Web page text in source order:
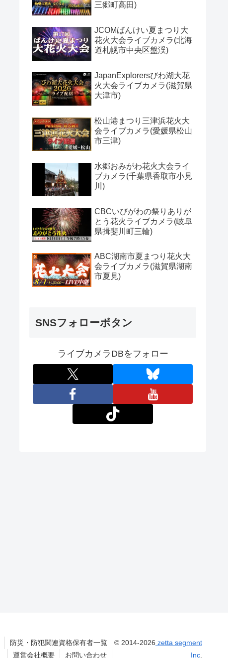
三郷町高田)
JCOMばんけい夏まつり大
花火大会ライブカメラ(北海
道札幌市中央区盤渓)
JapanExplorersびわ湖大花
火大会ライブカメラ(滋賀県
大津市)
松山港まつり三津浜花火大
会ライブカメラ(愛媛県松山
市三津)
水郷おみがわ花火大会ライ
ブカメラ(千葉県香取市小見
川)
CBCいびがわの祭りありが
とう花火ライブカメラ(岐阜
県揖斐川町三輪)
ABC湖南市夏まつり花火大
会ライブカメラ(滋賀県湖南
市夏見)
SNSフォローボタン
ライブカメラDBをフォロー
防災・防犯関連資格保有者一覧
運営会社概要
お問い合わせ
© 2014-2026 zetta segment
Inc